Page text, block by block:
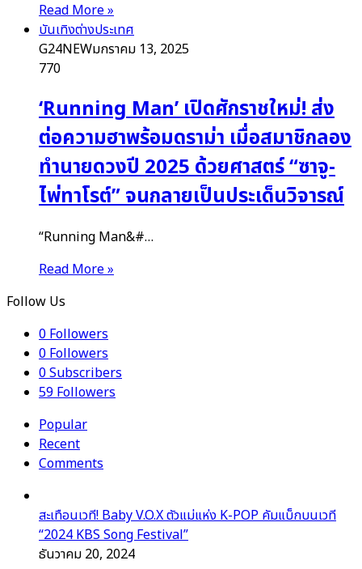
Read More »
บันเทิงต่างประเทศ
G24NEWมกราคม 13, 2025
770
‘Running Man’ เปิดศักราชใหม่! ส่ง
ต่อความฮาพร้อมดราม่า เมื่อสมาชิกลอง
ทำนายดวงปี 2025 ด้วยศาสตร์ “ซาจู-
ไพ่ทาโรต์” จนกลายเป็นประเด็นวิจารณ์
“Running Man&#…
Read More »
Follow Us
0Followers
0Followers
0Subscribers
59Followers
Popular
Recent
Comments
สะเทือนเวที! Baby V.O.X ตัวแม่แห่ง K-POP คัมแบ็กบนเวที
“2024 KBS Song Festival”
ธันวาคม 20, 2024